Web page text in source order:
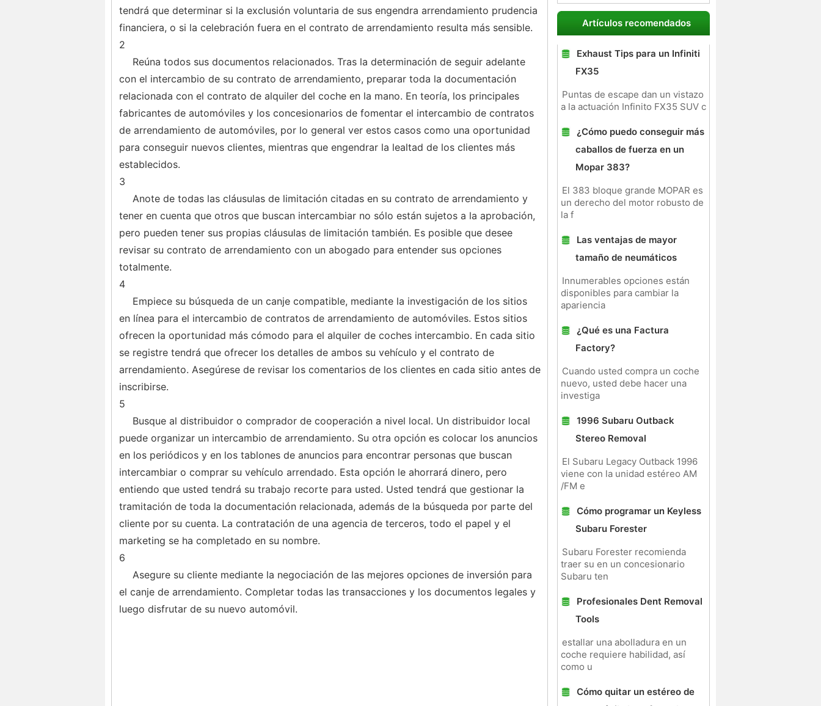
tendrá que determinar si la exclusión voluntaria de sus engendra arrendamiento prudencia
financiera, o si la celebración fuera en el contrato de arrendamiento resulta más sensible.
2
Reúna todos sus documentos relacionados. Tras la determinación de seguir adelante
con el intercambio de su contrato de arrendamiento, preparar toda la documentación
relacionada con el contrato de alquiler del coche en la mano. En teoría, los principales
fabricantes de automóviles y los concesionarios de fomentar el intercambio de contratos
de arrendamiento de automóviles, por lo general ver estos casos como una oportunidad
para conseguir nuevos clientes, mientras que engendrar la lealtad de los clientes más
establecidos.
3
Anote de todas las cláusulas de limitación citadas en su contrato de arrendamiento y
tener en cuenta que otros que buscan intercambiar no sólo están sujetos a la aprobación,
pero pueden tener sus propias cláusulas de limitación también. Es posible que desee
revisar su contrato de arrendamiento con un abogado para entender sus opciones
totalmente.
4
Empiece su búsqueda de un canje compatible, mediante la investigación de los sitios
en línea para el intercambio de contratos de arrendamiento de automóviles. Estos sitios
ofrecen la oportunidad más cómodo para el alquiler de coches intercambio. En cada sitio
se registre tendrá que ofrecer los detalles de ambos su vehículo y el contrato de
arrendamiento. Asegúrese de revisar los comentarios de los clientes en cada sitio antes de
inscribirse.
5
Busque al distribuidor o comprador de cooperación a nivel local. Un distribuidor local
puede organizar un intercambio de arrendamiento. Su otra opción es colocar los anuncios
en los periódicos y en los tablones de anuncios para encontrar personas que buscan
intercambiar o comprar su vehículo arrendado. Esta opción le ahorrará dinero, pero
entiendo que usted tendrá su trabajo recorte para usted. Usted tendrá que gestionar la
tramitación de toda la documentación relacionada, además de la búsqueda por parte del
cliente por su cuenta. La contratación de una agencia de terceros, todo el papel y el
marketing se ha completado en su nombre.
6
Asegure su cliente mediante la negociación de las mejores opciones de inversión para
el canje de arrendamiento. Completar todas las transacciones y los documentos legales y
luego disfrutar de su nuevo automóvil.
Artículos recomendados
Exhaust Tips para un Infiniti
FX35
Puntas de escape dan un vistazo
a la actuación Infinito FX35 SUV c
¿Cómo puedo conseguir más
caballos de fuerza en un
Mopar 383?
El 383 bloque grande MOPAR es
un derecho del motor robusto de
la f
Las ventajas de mayor
tamaño de neumáticos
Innumerables opciones están
disponibles para cambiar la
apariencia
¿Qué es una Factura
Factory?
Cuando usted compra un coche
nuevo, usted debe hacer una
investiga
1996 Subaru Outback
Stereo Removal
El Subaru Legacy Outback 1996
viene con la unidad estéreo AM
/FM e
Cómo programar un Keyless
Subaru Forester
Subaru Forester recomienda
traer su en un concesionario
Subaru ten
Profesionales Dent Removal
Tools
estallar una abolladura en un
coche requiere habilidad, así
como u
Cómo quitar un estéreo de